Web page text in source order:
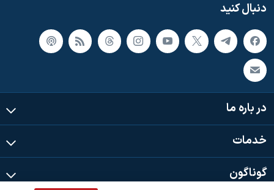
دنبال کنید
در باره ما
خدمات
گوناگون